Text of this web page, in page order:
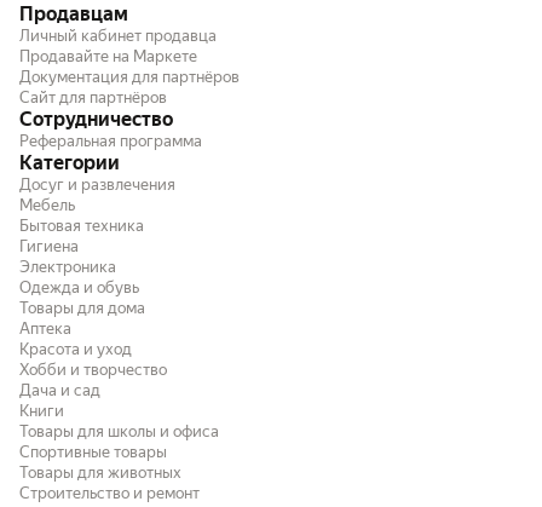
Продавцам
Личный кабинет продавца
Продавайте на Маркете
Документация для партнёров
Сайт для партнёров
Сотрудничество
Реферальная программа
Категории
Досуг и развлечения
Мебель
Бытовая техника
Гигиена
Электроника
Одежда и обувь
Товары для дома
Аптека
Красота и уход
Хобби и творчество
Дача и сад
Книги
Товары для школы и офиса
Спортивные товары
Товары для животных
Строительство и ремонт